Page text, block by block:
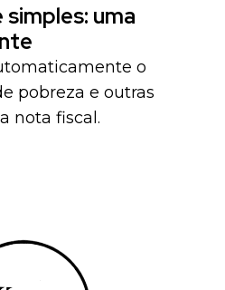
simples: uma
o
pobreza e outras
nota fiscal.